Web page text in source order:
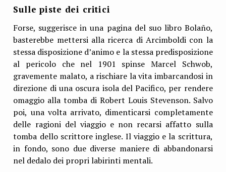
Sulle piste dei critici
Forse, suggerisce in una pagina del suo libro Bolaño,
basterebbe mettersi alla ricerca di Arcimboldi con la
stessa disposizione d’animo e la stessa predisposizione
al pericolo che nel 1901 spinse Marcel Schwob,
gravemente malato, a rischiare la vita imbarcandosi in
direzione di una oscura isola del Pacifico, per rendere
omaggio alla tomba di Robert Louis Stevenson. Salvo
poi, una volta arrivato, dimenticarsi completamente
delle ragioni del viaggio e non recarsi affatto sulla
tomba dello scrittore inglese. Il viaggio e la scrittura,
in fondo, sono due diverse maniere di abbandonarsi
nel dedalo dei propri labirinti mentali.